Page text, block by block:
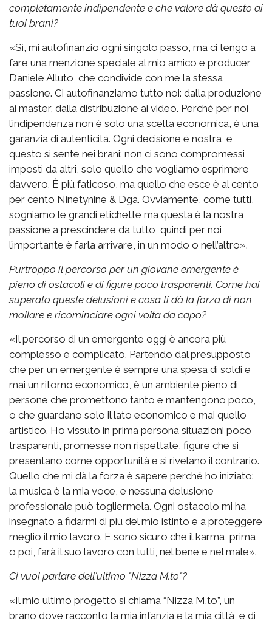
completamente indipendente e che valore dà questo ai
tuoi brani?
«Sì, mi autofinanzio ogni singolo passo, ma ci tengo a
fare una menzione speciale al mio amico e producer
Daniele Alluto, che condivide con me la stessa
passione. Ci autofinanziamo tutto noi: dalla produzione
ai master, dalla distribuzione ai video. Perché per noi
l’indipendenza non è solo una scelta economica, è una
garanzia di autenticità. Ogni decisione è nostra, e
questo si sente nei brani: non ci sono compromessi
imposti da altri, solo quello che vogliamo esprimere
davvero. È più faticoso, ma quello che esce è al cento
per cento Ninetynine & Dga. Ovviamente, come tutti,
sogniamo le grandi etichette ma questa è la nostra
passione a prescindere da tutto, quindi per noi
l’importante è farla arrivare, in un modo o nell’altro».
Purtroppo il percorso per un giovane emergente è
pieno di ostacoli e di figure poco trasparenti. Come hai
superato queste delusioni e cosa ti dà la forza di non
mollare e ricominciare ogni volta da capo?
«Il percorso di un emergente oggi è ancora più
complesso e complicato. Partendo dal presupposto
che per un emergente è sempre una spesa di soldi e
mai un ritorno economico, è un ambiente pieno di
persone che promettono tanto e mantengono poco,
o che guardano solo il lato economico e mai quello
artistico. Ho vissuto in prima persona situazioni poco
trasparenti, promesse non rispettate, figure che si
presentano come opportunità e si rivelano il contrario.
Quello che mi dà la forza è sapere perché ho iniziato:
la musica è la mia voce, e nessuna delusione
professionale può togliermela. Ogni ostacolo mi ha
insegnato a fidarmi di più del mio istinto e a proteggere
meglio il mio lavoro. E sono sicuro che il karma, prima
o poi, farà il suo lavoro con tutti, nel bene e nel male».
Ci vuoi parlare dell'ultimo "Nizza M.to"?
«Il mio ultimo progetto si chiama “Nizza M.to”, un
brano dove racconto la mia infanzia e la mia città, e di